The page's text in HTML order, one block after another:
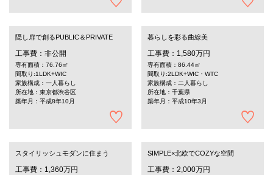
隠し扉で創るPUBLIC＆PRIVATE
工事費：非公開
専有面積：76.76㎡
間取り:1LDK+WIC
家族構成：一人暮らし
所在地：東京都渋谷区
築年月：平成8年10月
暮らしを彩る曲線美
工事費：1,580万円
専有面積：86.44㎡
間取り:2LDK+WIC・WTC
家族構成：二人暮らし
所在地：千葉県
築年月：平成10年3月
スタイリッシュモダンに住まう
工事費：1,360万円
SIMPLE×北欧でCOZYな空間
工事費：2,000万円